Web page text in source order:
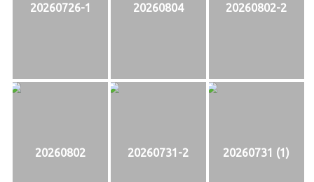
20260726-1 20260804 20260802-2
20260802 20260731-2 20260731 (1)